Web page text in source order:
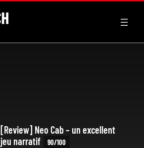
[Review] Neo Cab – un excellent
jeu narratif